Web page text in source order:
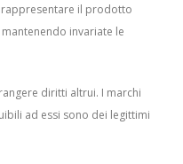
il prodotto
invariate le
diritti altrui. I marchi
ad essi sono dei legittimi